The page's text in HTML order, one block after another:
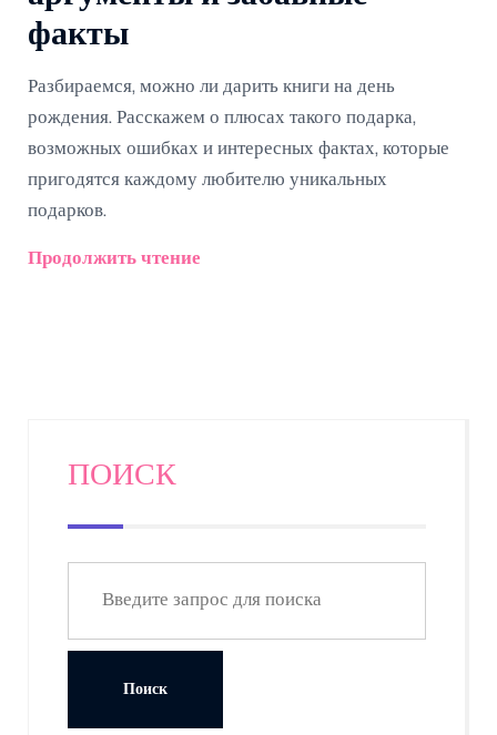
факты
Разбираемся, можно ли дарить книги на день
рождения. Расскажем о плюсах такого подарка,
возможных ошибках и интересных фактах, которые
пригодятся каждому любителю уникальных
подарков.
Продолжить чтение
ПОИСК